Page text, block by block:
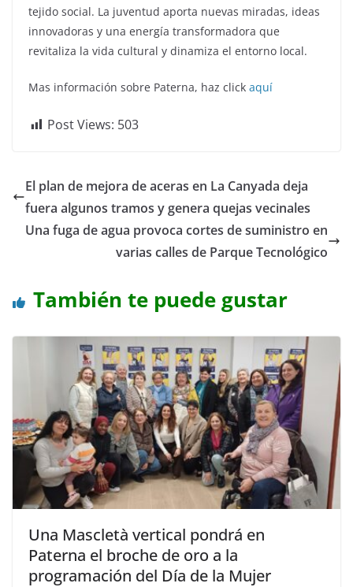
tejido social. La juventud aporta nuevas miradas, ideas
innovadoras y una energía transformadora que
revitaliza la vida cultural y dinamiza el entorno local.
Mas información sobre Paterna, haz click aquí
Post Views: 503
El plan de mejora de aceras en La Canyada deja
fuera algunos tramos y genera quejas vecinales
Una fuga de agua provoca cortes de suministro en
varias calles de Parque Tecnológico
También te puede gustar
Una Mascletà vertical pondrá en
Paterna el broche de oro a la
programación del Día de la Mujer